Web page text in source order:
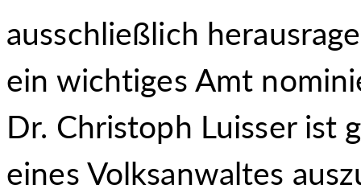
ausschließlich
ein wichtiges Amt
Dr. Christoph Luisser ist
eines Volksanwaltes